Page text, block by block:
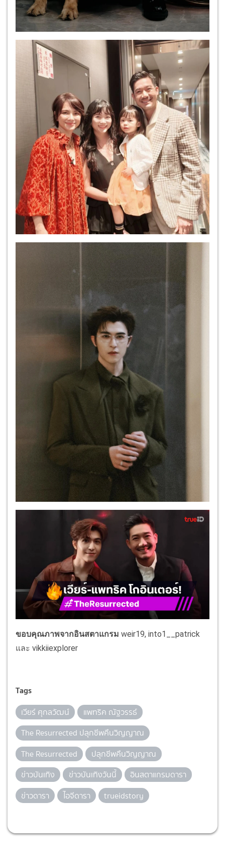
ขอบคุณภาพจากอินสตาแกรม weir19, into1__patrick
และ vikkiiexplorer
Tags
เวียร์ ศุกลวัฒน์
แพทริค ณัฐวรรธ์
The Resurrected ปลุกชีพคืนวิญญาณ
The Resurrected
ปลุกชีพคืนวิญญาณ
ข่าวบันเทิง
ข่าวบันเทิงวันนี้
อินสตาแกรมดารา
ข่าวดารา
ไอจีดารา trueidstory